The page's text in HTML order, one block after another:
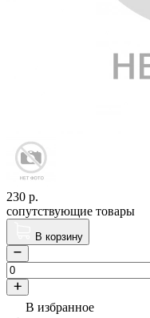
230 р.
сопутствующие товары
В корзину
В избранное